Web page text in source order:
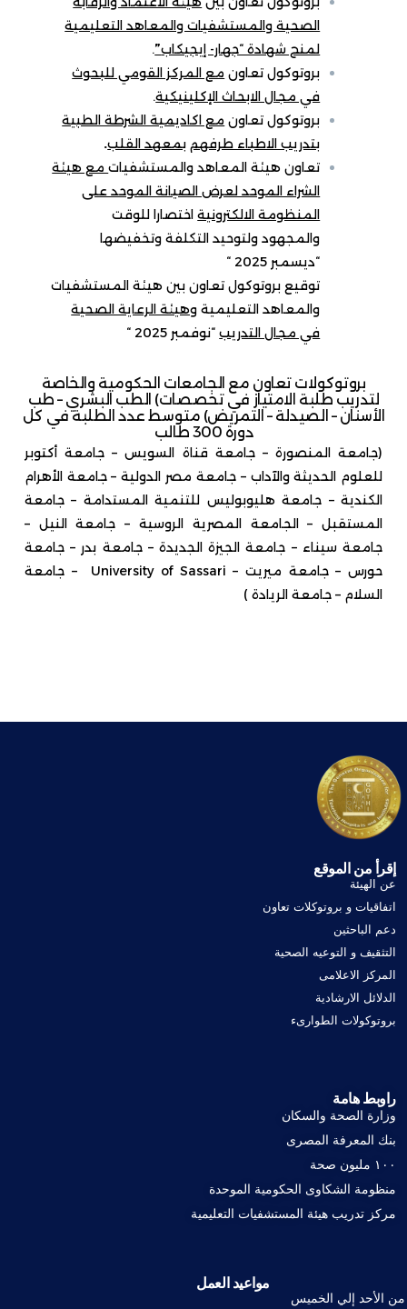
الصحية والمستشفيات والمعاهد التعليمية
لمنح شهادة “جهار- إيجيكاب”
.
بروتوكول تعاون مع المركز القومي للبحوث
في مجال الابحاث الإكلينيكية.
بروتوكول تعاون مع اكاديمية الشرطة الطبية
بتدريب الاطباء طرفهم بمعهد القلب.
تعاون هيئة المعاهد والمستشفياتمع هيئة
الشراء الموحد لعرض الصيانة الموحد على
المنظومة الالكترونيةاختصارا للوقت
والمجهود ولتوحيد التكلفة وتخفيضها
“ديسمبر 2025 “
توقيع بروتوكول تعاون بين هيئة المستشفيات
والمعاهد التعليمية وهيئة الرعاية الصحية
في مجال التدريب“نوفمبر 2025 “
بروتوكولات تعاون مع الجامعات الحكومية والخاصة
لتدريب طلبة الامتياز في تخصصات) الطب البشري – طب
الأسنان – الصيدلة – التمريض) متوسط عدد الطلبة في كل
دورة 300 طالب
(جامعة المنصورة – جامعة قناة السويس – جامعة أكتوبر
للعلوم الحديثة والآداب – جامعة مصر الدولية – جامعة الأهرام
الكندية – جامعة هليوبوليس للتنمية المستدامة – جامعة
المستقبل – الجامعة المصرية الروسية – جامعة النيل –
جامعة سيناء – جامعة الجيزة الجديدة – جامعة بدر – جامعة
حورس – جامعة ميريت – University of Sassari
– جامعة
السلام – جامعة الريادة)
إقرأ من الموقع
عن الهيئة
اتفاقيات و بروتوكلات تعاون
دعم الباحثين
التثقيف و التوعيه الصحية
المركز الاعلامى
الدلائل الارشادية
بروتوكولات الطوارىء
راوبط هامة
وزارة الصحة والسكان
بنك المعرفة المصرى
١٠٠ مليون صحة
منظومة الشكاوى الحكومية الموحدة
مركز تدريب هيئة المستشفيات التعليمية
مواعيد العمل
من الأحد إلي الخميس